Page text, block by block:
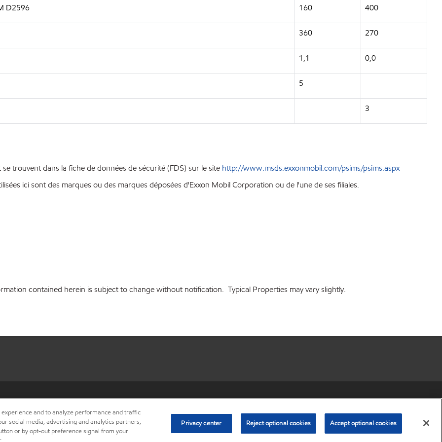
D2596 160 400
360 270
1,1 0,0
5
3
trouvent dans la fiche de données de sécurité (FDS) sur le site http://www.msds.exxonmobil.com/psims/psims.aspx
ici sont des marques ou des marques déposées d'Exxon Mobil Corporation ou de l'une de ses filiales.
contained herein is subject to change without notification. Typical Properties may vary slightly.
© Copyright 2003-
Exxon Mobil Corporation. All Rights Reserved.
and to analyze performance and traffic
social media, advertising and analytics partners,
or by opt-out preference signal from your
Privacy center Reject optional cookies Accept optional cookies